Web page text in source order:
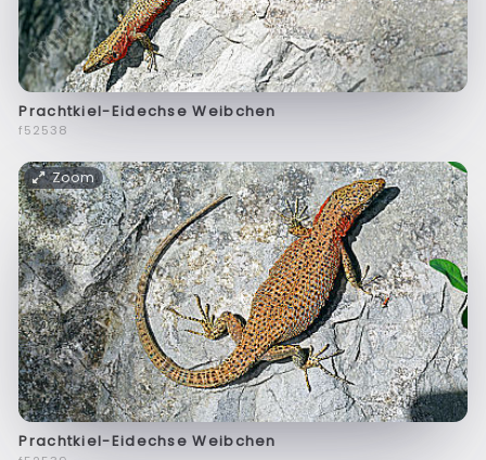
Prachtkiel-Eidechse Weibchen
f52538
Zoom
Prachtkiel-Eidechse Weibchen